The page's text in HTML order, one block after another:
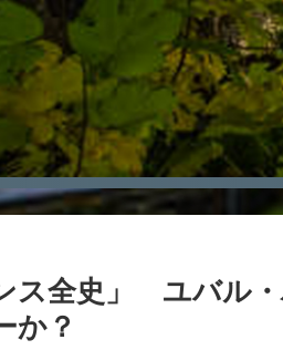
ス全史」 ユバル
か？